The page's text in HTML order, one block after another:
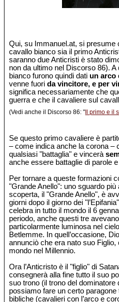
Qui, su Immanuel.at, si presume
cavallo bianco sia il primo
saranno due Anticristi è stato
non da ultimo nel Discorso 86).
bianco furono quindi dati un arco
venne fuorida vincitore, e per
significa necessariamente che
guerra e che il cavaliere sul
(Vedi anche il Discorso 86: " Il primo e il
Se questo primo cavaliere è
– come indica anche la corona –
qualsiasi "battaglia" e vincerà
anche essere battaglie di parole
Per tornare a queste formazioni
"Grande Anello": uno sguardo
scoperta, il "Grande Anello", è
giorni dopo il giorno dei
celebra in tutto il mondo il 6
periodo, anche questi tre
particolarmente luminosa nel
Betlemme. In quell’occasione,
annunciò che era nato suo Figlio,
mondo nel Millennio.
Ora l’Anticristo è il "figlio" di
consegnerà alla fine tutto il suo
suo trono (il trono del
possiamo fare un certo
bibliche (cavalieri con l’arco e